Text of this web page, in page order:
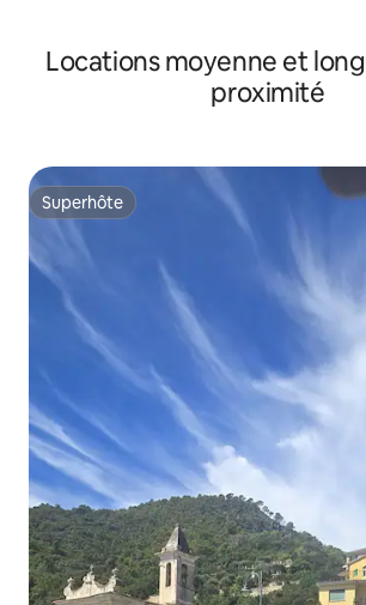
Locations moyenne et
proximité
Superhôte
Superhôte